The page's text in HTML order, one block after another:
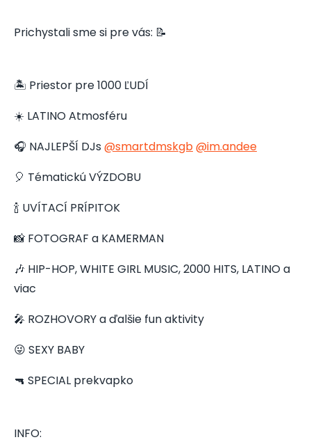
Prichystali sme si pre vás: 📝
🏝️ Priestor pre 1000 ĽUDÍ
☀️ LATINO Atmosféru
🎧 NAJLEPŠÍ DJs @smartdmskgb@im.andee
🎈 Tématickú VÝZDOBU
🍾 UVÍTACÍ PRÍPITOK
📸 FOTOGRAF a KAMERMAN
🎶 HIP-HOP, WHITE GIRL MUSIC, 2000 HITS, LATINO a
viac
🎤 ROZHOVORY a ďalšie fun aktivity
😜 SEXY BABY
🔫 SPECIAL prekvapko
INFO: